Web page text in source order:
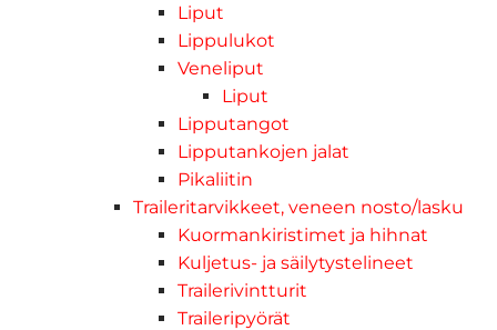
Liput
Lippulukot
Veneliput
Liput
Lipputangot
Lipputankojen jalat
Pikaliitin
Traileritarvikkeet, veneen nosto/lasku
Kuormankiristimet ja hihnat
Kuljetus- ja säilytystelineet
Trailerivintturit
Traileripyörät